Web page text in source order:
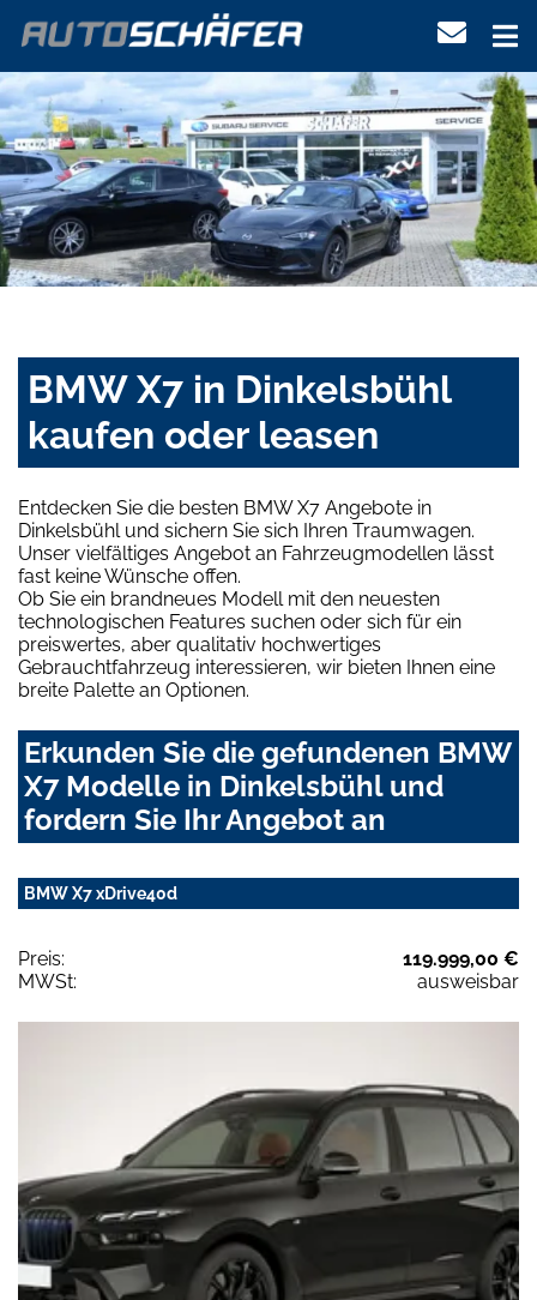
BMW X7 in Dinkelsbühl
kaufen oder leasen
Entdecken Sie die besten BMW X7 Angebote in
Dinkelsbühl und sichern Sie sich Ihren Traumwagen.
Unser vielfältiges Angebot an Fahrzeugmodellen lässt
fast keine Wünsche offen.
Ob Sie ein brandneues Modell mit den neuesten
technologischen Features suchen oder sich für ein
preiswertes, aber qualitativ hochwertiges
Gebrauchtfahrzeug interessieren, wir bieten Ihnen eine
breite Palette an Optionen.
Erkunden Sie die gefundenen BMW
X7 Modelle in Dinkelsbühl und
fordern Sie Ihr Angebot an
BMW X7 xDrive40d
Preis:
119.999,00 €
MWSt:
ausweisbar